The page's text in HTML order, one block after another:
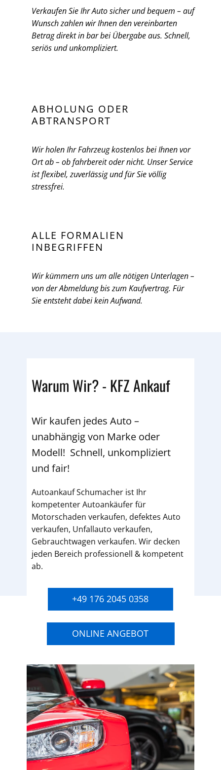
Verkaufen Sie Ihr Auto sicher und bequem – auf
Wunsch zahlen wir Ihnen den vereinbarten
Betrag direkt in bar bei Übergabe aus. Schnell,
seriös und unkompliziert.
ABHOLUNG ODER
ABTRANSPORT
Wir holen Ihr Fahrzeug kostenlos bei Ihnen vor
Ort ab – ob fahrbereit oder nicht. Unser Service
ist flexibel, zuverlässig und für Sie völlig
stressfrei.
ALLE FORMALIEN
INBEGRIFFEN
Wir kümmern uns um alle nötigen Unterlagen –
von der Abmeldung bis zum Kaufvertrag. Für
Sie entsteht dabei kein Aufwand.
Warum Wir? - KFZ Ankauf
Wir kaufen jedes Auto –
unabhängig von Marke oder
Modell! Schnell, unkompliziert
und fair!
Autoankauf Schumacher ist Ihr
kompetenter Autoankäufer für
Motorschaden verkaufen, defektes Auto
verkaufen, Unfallauto verkaufen,
Gebrauchtwagen verkaufen. Wir decken
jeden Bereich professionell & kompetent
ab.
+49 176 2045 0358
ONLINE ANGEBOT